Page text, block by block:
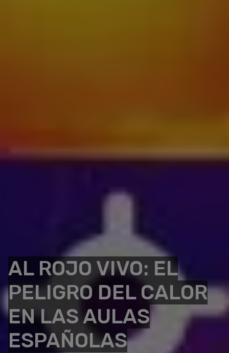
AL ROJO VIVO: EL
PELIGRO DEL CALOR
EN LAS AULAS
ESPAÑOLAS